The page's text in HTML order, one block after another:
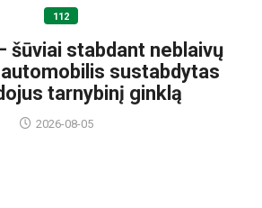
112
šūviai stabdant neblaivų
sustabdytas
tarnybinį ginklą
2026-08-05